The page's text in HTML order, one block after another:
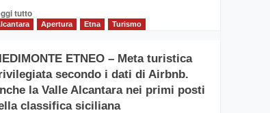
tuttoLeggi
CATANIA
–
Inaugurato
il
Apertura Etna Turismo
ETNEO – Meta turistica
secondo i dati di Airbnb.
la Valle Alcantara nei primi posti
classifica siciliana